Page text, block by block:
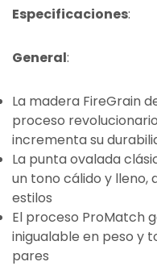
Especificaciones:
General:
La madera FireGrain
proceso
incrementa su
La punta ovalada
un tono cálido y lleno,
estilos
El proceso ProMatch
inigualable en peso y
pares